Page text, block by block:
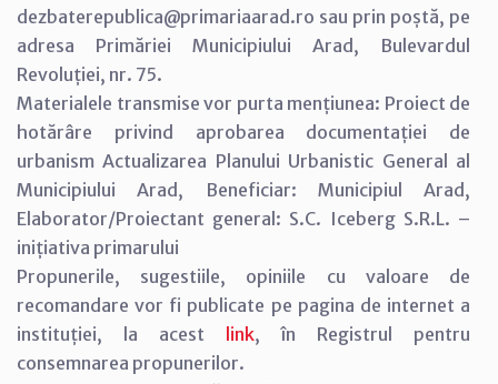
dezbaterepublica@primariaarad.ro sau prin poștă, pe
adresa Primăriei Municipiului Arad, Bulevardul
Revoluției, nr. 75.
Materialele transmise vor purta mențiunea: Proiect de
hotărâre privind aprobarea documentației de
urbanism Actualizarea Planului Urbanistic General al
Municipiului Arad, Beneficiar: Municipiul Arad,
Elaborator/Proiectant general: S.C. Iceberg S.R.L. –
inițiativa primarului
Propunerile, sugestiile, opiniile cu valoare de
recomandare vor fi publicate pe pagina de internet a
instituției, la acest link, în Registrul pentru
consemnarea propunerilor.